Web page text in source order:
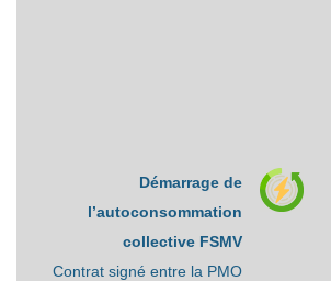
Démarrage de
l’autoconsommation
collective FSMV
Contrat signé entre la PMO